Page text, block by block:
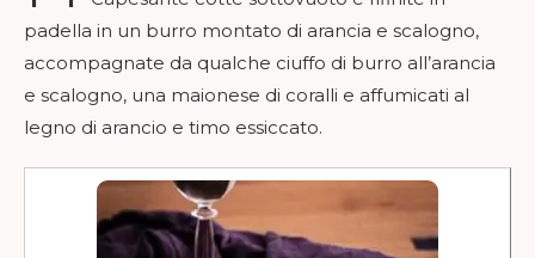
padella in un burro montato di arancia e scalogno,
accompagnate da qualche ciuffo di burro all’arancia
e scalogno, una maionese di coralli e affumicati al
legno di arancio e timo essiccato.